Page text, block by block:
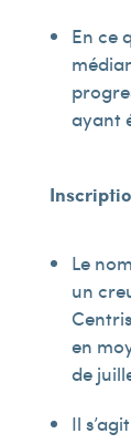
En ce
ayant
Le
un
en
de
Il